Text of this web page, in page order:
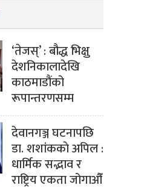
‘तेजस्’ : बौद्ध भिक्षु
देशनिकालादेखि
काठमाडौंको
रूपान्तरणसम्म
देवानगञ्ज घटनापछि
डा. शशांककाे अपिल :
धार्मिक सद्भाव र
राष्ट्रिय एकता जोगाऔँ